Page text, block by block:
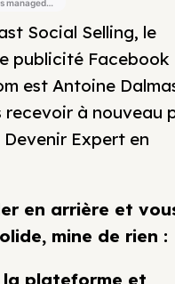
Social Selling, le
publicité Facebook
est Antoine
recevoir à nouveau
Expert en
en arrière et
mine de rien :